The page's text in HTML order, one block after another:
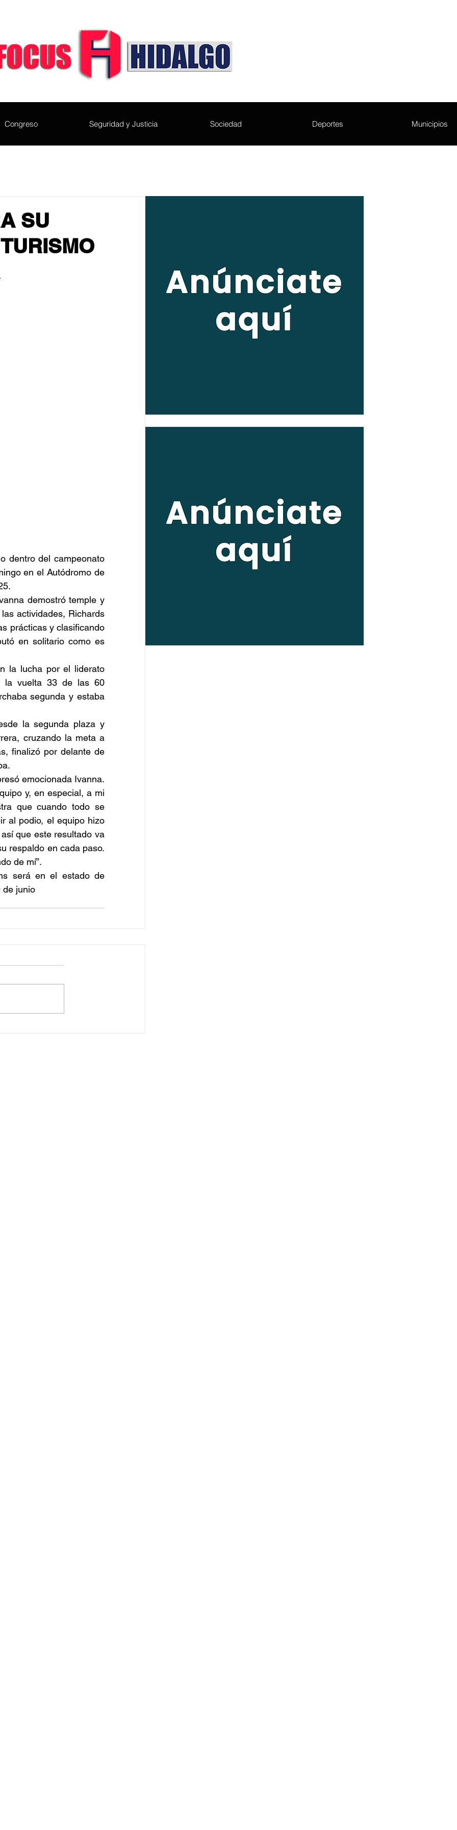
Congreso Seguridad y Justicia Sociedad Deportes Municipios
SU
dentro del campeonato
en el Autódromo de
demostró temple y
actividades, Richards
prácticas y clasificando
en solitario como es
la lucha por el liderato
la vuelta 33 de las 60
segunda y estaba
la segunda plaza y
cruzando la meta a
finalizó por delante de
emocionada Ivanna.
y, en especial, a mi
que cuando todo se
al podio, el equipo hizo
que este resultado va
respaldo en cada paso.
de mí”.
será en el estado de
de junio